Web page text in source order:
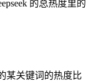
的总热度里的
某关键词的热度比